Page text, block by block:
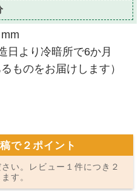
日より冷暗所で6か月
ものをお届けします）
で２ポイント
い。レビュー１件につき２
す。